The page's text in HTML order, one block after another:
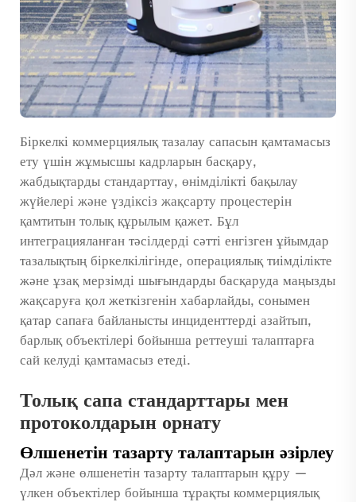
Біркелкі коммерциялық тазалау сапасын қамтамасыз
ету үшін жұмысшы кадрларын басқару,
жабдықтарды стандарттау, өнімділікті бақылау
жүйелері және үздіксіз жақсарту процестерін
қамтитын толық құрылым қажет. Бұл
интеграцияланған тәсілдерді сәтті енгізген ұйымдар
тазалықтың біркелкілігінде, операциялық тиімділікте
және ұзақ мерзімді шығындарды басқаруда маңызды
жақсаруға қол жеткізгенін хабарлайды, сонымен
қатар сапаға байланысты инциденттерді азайтып,
барлық объектілері бойынша реттеуші талаптарға
сай келуді қамтамасыз етеді.
Толық сапа стандарттары мен
протоколдарын орнату
Өлшенетін тазарту талаптарын әзірлеу
Дәл және өлшенетін тазарту талаптарын құру —
үлкен объектілер бойынша тұрақты коммерциялық